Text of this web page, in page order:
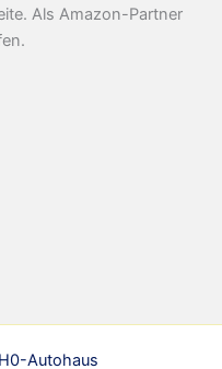
Als Amazon-Partner
Autohaus